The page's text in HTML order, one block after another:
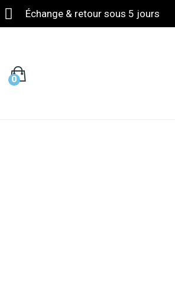
Échange & retour sous 5 jours
0